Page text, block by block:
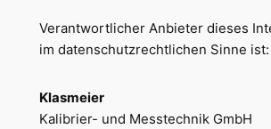
Verantwortlicher Anbieter dieses
im datenschutzrechtlichen Sinne ist:
Klasmeier
Kalibrier- und Messtechnik GmbH